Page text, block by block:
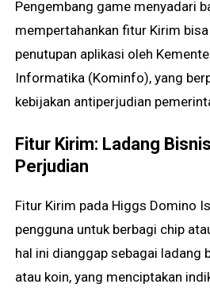
Pengembang game menyadari
mempertahankan fitur Kirim
penutupan aplikasi oleh
Informatika (Kominfo), yang
kebijakan antiperjudian
Fitur Kirim: Ladang
Perjudian
Fitur Kirim pada Higgs Domino
pengguna untuk berbagi chip
hal ini dianggap sebagai ladang
atau koin, yang menciptakan